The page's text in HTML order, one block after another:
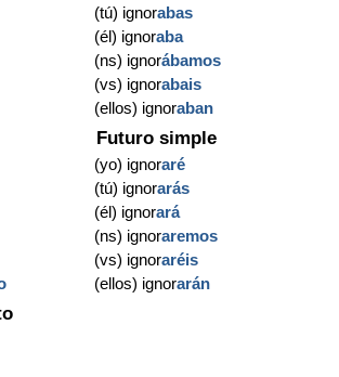
(tú) ignorabas
(él) ignoraba
(ns) ignorábamos
(vs) ignorabais
(ellos) ignoraban
Futuro simple
(yo) ignoraré
(tú) ignorarás
(él) ignorará
(ns) ignoraremos
(vs) ignoraréis
(ellos) ignorarán